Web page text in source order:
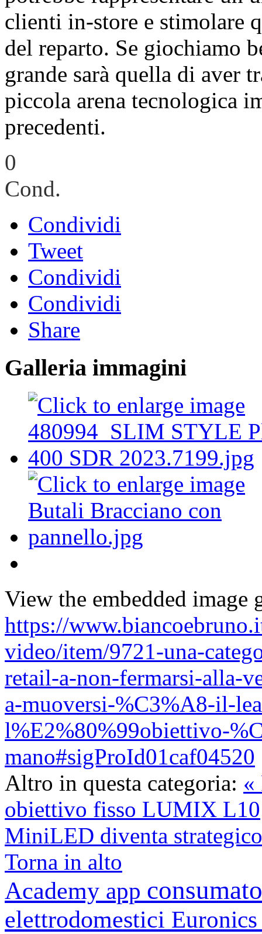
clienti in-store e stimolare
del reparto. Se giochiamo
grande sarà quella di aver
piccola arena tecnologica
precedenti.
0
Cond.
Condividi
Tweet
Condividi
Condividi
Share
Galleria immagini
View the embedded image
https://
video/item/9721-una-
retail-a-non-fermarsi-alla-
a-muoversi-%C3%A8-il-
l%E2%80%99obiettivo-
mano#sigProId01caf04520
Altro in questa categoria: «
obiettivo fisso LUMIX L10
MiniLED diventa
Torna in alto
Academy app
elettrodomestici